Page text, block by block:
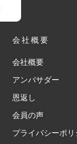
会社概要
会社概要
アンバサダー
恩返し
会員の声
プライバシーポリ